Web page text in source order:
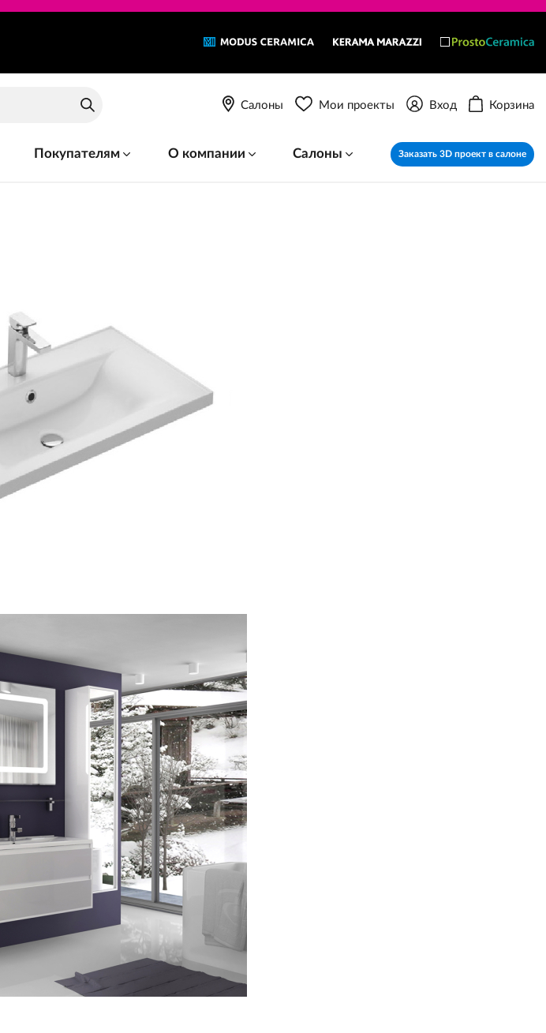
Салоны Мои проекты Вход Корзина
Покупателям О компании Салоны Заказать 3D проект в салоне